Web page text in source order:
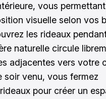
vous
visuelle selon vos
les rideaux
naturelle circule
adjacentes vers votre
soir venu, vous fermez
pour créer un